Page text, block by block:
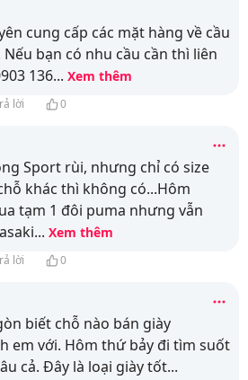
cung cấp các mặt hàng về cầu
bạn có nhu cầu cần thì liên
136... Xem thêm
lời 0
Sport rùi, nhưng chỉ có size
khác thì không có...Hôm
tạm 1 đôi puma nhưng vẫn
... Xem thêm
lời 0
biết chỗ nào bán giày
em với. Hôm thứ bảy đi tìm suốt
cả. Đây là loại giày tốt...